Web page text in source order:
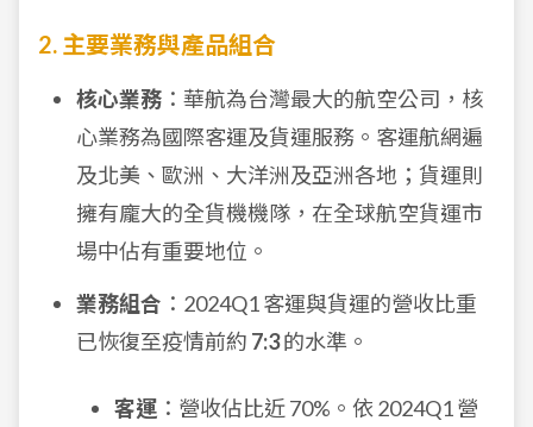
2. 主要業務與產品組合
核心業務 ：華航為台灣最大的航空公司，核
心業務為國際客運及貨運服務。客運航網遍
及北美、歐洲、大洋洲及亞洲各地；貨運則
擁有龐大的全貨機機隊，在全球航空貨運市
場中佔有重要地位。
業務組合 ：2024Q1 客運與貨運的營收比重
已恢復至疫情前約 7:3的水準。
客運 ：營收佔比近 70%。依 2024Q1 營